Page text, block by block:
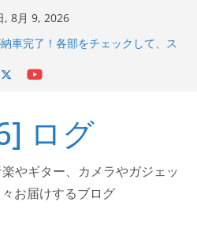
, 8月 9, 2026
車完了！各部をチェックして、ス
でもらえる！
ロントISSサスの動きが判ったら
った ログ
やギター、カメラやガジェッ
お届けするブログ